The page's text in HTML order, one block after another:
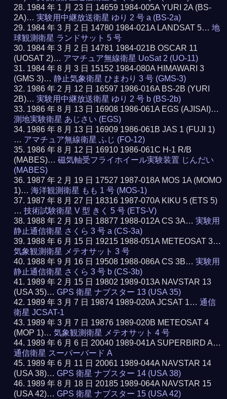
1984 年 1 月 23 日 14659 1984-005A YURI 2A (BS-
2A)…実験用中継放送衛星 ゆり 2 号 a (BS-2a)
1984 年 3 月 2 日 14780 1984-021A LANDSAT 5…地
球観測衛星 ランドサット 5 号
1984 年 3 月 2 日 14781 1984-021B OSCAR 11
(UOSAT 2)… アマチュア無線衛星 UoSat 2 (UO-11)
1984 年 8 月 3 日 15152 1984-080A HIMAWARI 3
(GMS 3)…静止気象衛星 ひまわり 3 号 (GMS-3)
1986 年 2 月 12 日 16597 1986-016A BS-2B (YURI
2B)…実験用中継放送衛星 ゆり 2 号 b (BS-2b)
1986 年 8 月 13 日 16908 1986-061A EGS (AJISAI)…
測地実験衛星 あじさい (EGS)
1986 年 8 月 13 日 16909 1986-061B JAS 1 (FUJI 1)
… アマチュア無線衛星 ふじ (FO-12)
1986 年 8 月 12 日 16910 1986-061C H-1 R/B
(MABES)…磁気軸受フライホイール実験装置 じんだい
(MABES)
1987 年 2 月 19 日 17527 1987-018A MOS 1A (MOMO
1)…海洋観測衛星 もも 1 号 (MOS-1)
1987 年 8 月 27 日 18316 1987-070A KIKU 5 (ETS 5)
…技術試験衛星 V 型 きく 5 号 (ETS-V)
1988 年 2 月 19 日 18877 1988-012A CS 3A…実験用
静止通信衛星 さくら 3 号 a (CS-3a)
1988 年 6 月 15 日 19215 1988-051A METEOSAT 3…
気象観測衛星 メテオサット 3 号
1988 年 9 月 16 日 19508 1988-086A CS 3B…実験用
静止通信衛星 さくら 3 号 b (CS-3b)
1989 年 2 月 15 日 19802 1989-013A NAVSTAR 13
(USA 35)…GPS 衛星 ナブスター 13 (USA 35)
1989 年 3 月 7 日 19874 1989-020A JCSAT 1…通信
衛星 JCSAT-1
1989 年 3 月 7 日 19876 1989-020B METEOSAT 4
(MOP 1)…気象観測衛星 メテオサット 4 号
1989 年 6 月 6 日 20040 1989-041A SUPERBIRD A…
通信衛星 スーパーバード A
1989 年 6 月 11 日 20061 1989-044A NAVSTAR 14
(USA 38)…GPS 衛星 ナブスター 14 (USA 38)
1989 年 8 月 18 日 20185 1989-064A NAVSTAR 15
(USA 42)…GPS 衛星 ナブスター 15 (USA 42)